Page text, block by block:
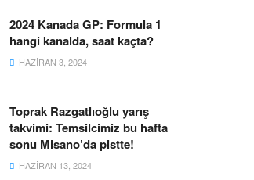
2024 Kanada GP: Formula 1
hangi kanalda, saat kaçta?
HAZIRAN 3, 2024
Toprak Razgatlıoğlu yarış
takvimi: Temsilcimiz bu hafta
sonu Misano’da pistte!
HAZIRAN 13, 2024